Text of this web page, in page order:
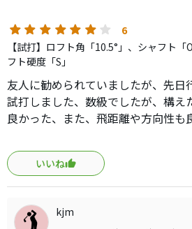
(冬のシャフトが撓らない時期に黒
く、泣く泣く別の冬用シャフトを購
当の価格で新品を購入するほか手
6
【試打】ロフト角「10.5°」、シャフト
フト硬度「S」
友人に勧められていましたが、先日
試打しました、数級でしたが、構え
良かった、また、飛距離や方向性も
コストパフォーマンスはちょっと
いいね
kjm